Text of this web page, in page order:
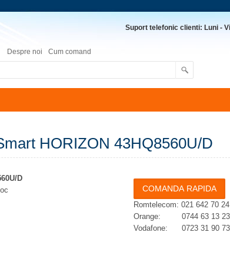
Suport telefonic clienti: Luni -
Despre noi Cum comand
HORIZON 43HQ8560U/D
D
Romtelecom: 021 642 70 24
Orange: 0744 63 13 23
Vodafone: 0723 31 90 73